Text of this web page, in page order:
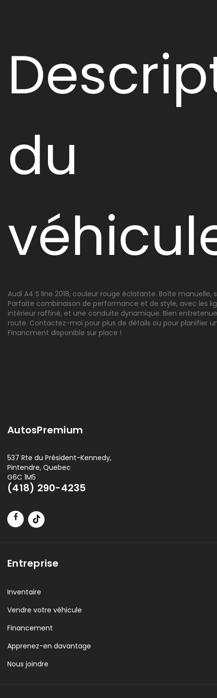
du
Audi A4 S line 2018, couleur rouge éclatante. Boîte manuelle,
Parfaite combinaison de performance et de style, avec les
intérieur raffiné, et une conduite dynamique. Bien
route. Contactez-moi pour plus de détails ou pour planifier
Financment disponible sur place !
AutosPremium
537 Rte du Président-Kennedy,
Pintendre, Quebec
G6C 1M5
(418) 290-4235
Entreprise
Inventaire
Vendre votre véhicule
Financement
Apprenez-en davantage
Nous joindre